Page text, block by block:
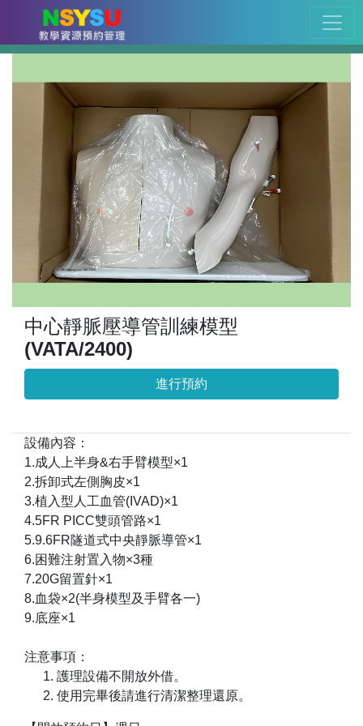
中心靜脈壓導管訓練模型
(VATA/2400)
進行預約
設備內容：
1.成人上半身&右手臂模型×1
2.拆卸式左側胸皮×1
3.植入型人工血管(IVAD)×1
4.5FR PICC雙頭管路×1
5.9.6FR隧道式中央靜脈導管×1
6.困難注射置入物×3種
7.20G留置針×1
8.血袋×2(半身模型及手臂各一)
9.底座×1
注意事項：
護理設備不開放外借。
使用完畢後請進行清潔整理還原。